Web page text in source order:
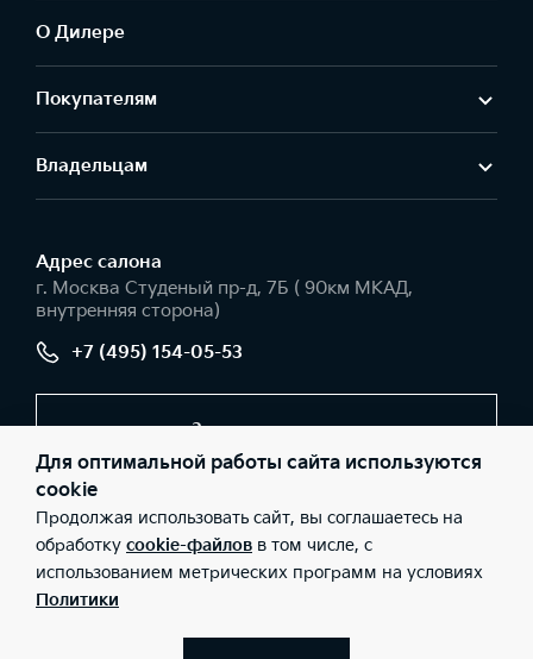
О Дилере
Покупателям
Владельцам
Адрес салонa
г. Москва Студеный пр-д, 7Б ( 90км МКАД,
внутренняя сторона)
+7 (495) 154-05-53
Заказать звонок
© 2026 Юридические лица ООО «АГ ИРБИС» (Фактический
адрес: г. Москва Студеный пр-д, 7Б ( 90км МКАД, внутренняя
сторона); Телефон: +7 (495) 154-05-53; ИНН: 9729033931; ОГРН:
5167746242373), ООО «Киа Россия и СНГ» (Фактический адрес:
г.Москва, Валовая 26; Телефон: 8 800 301 08 80; ИНН:
7728674093; ОГРН: 5087746291760) ведут деятельность на
Для оптимальной работы сайта используются
cookie
Продолжая использовать сайт, вы соглашаетесь на
обработку cookie-файлов в том числе, с
использованием метрических программ на условиях
Политики